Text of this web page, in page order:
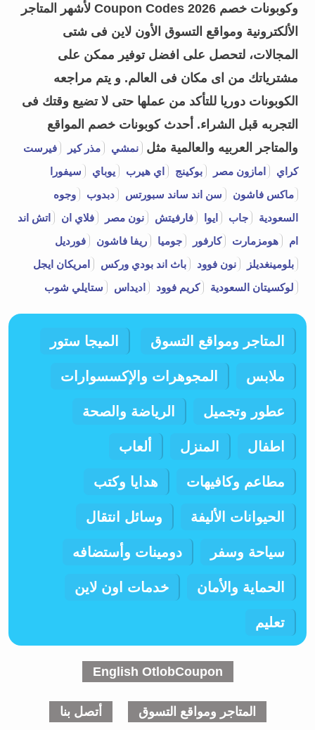
وكوبونات خصم Coupon Codes 2026 لأشهر المتاجر
الألكترونية ومواقع التسوق الأون لاين فى شتى
المجالات، لتحصل على افضل توفير ممكن على
مشترياتك من اى مكان فى العالم. و يتم مراجعه
الكوبونات دوريا للتأكد من عملها حتى لا تضيع وقتك فى
التجربه قبل الشراء. أحدث كوبونات خصم المواقع
والمتاجر العربيه والعالمية مثل
نمشي مذر كير
فيرست
كراي
امازون مصر بوكينج اي هيرب يوباي
سيفورا
ماكس فاشون
سن اند ساند سبورتس دبدوب
وجوه
السعودية
جاب ايوا فارفيتش نون مصر فلاي ان
اتش اند
ام
هومزمارت كارفور جوميا ريفا فاشون
فورديل
بلومينغديلز
نون فوود باث اند بودي وركس
امريكان ايجل
لوكسيتان السعودية
كريم فوود اديداس ستايلي شوب
المتاجر ومواقع التسوق الميجا ستور
ملابس المجوهرات والإكسسوارات
عطور وتجميل الرياضة والصحة
اطفال المنزل ألعاب
مطاعم وكافيهات هدايا وكتب
الحيوانات الأليفة وسائل انتقال
سياحة وسفر دومينات وأستضافه
الحماية والأمان خدمات اون لاين
تعليم
English OtlobCoupon
المتاجر ومواقع التسوق أتصل بنا